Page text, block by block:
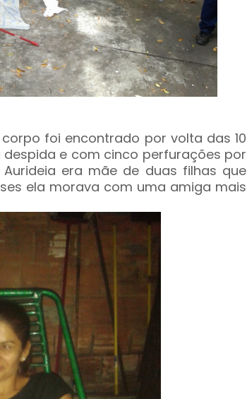
foi encontrado por volta das 10
e com cinco perfurações por
era mãe de duas filhas que
ela morava com uma amiga mais